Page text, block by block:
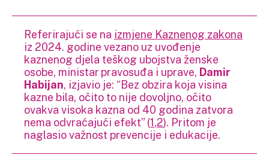
Referirajući se na izmjene Kaznenog zakona
iz 2024. godine vezano uz uvođenje
kaznenog djela teškog ubojstva ženske
osobe, ministar pravosuđa i uprave, Damir
Habijan, izjavio je: “Bez obzira koja visina
kazne bila, očito to nije dovoljno, očito
ovakva visoka kazna od 40 godina zatvora
nema odvraćajući efekt” (1,2). Pritom je
naglasio važnost prevencije i edukacije.